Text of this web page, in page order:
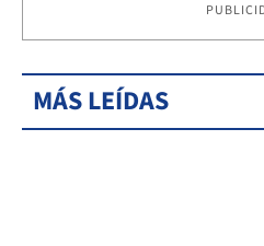
MÁS LEÍDAS